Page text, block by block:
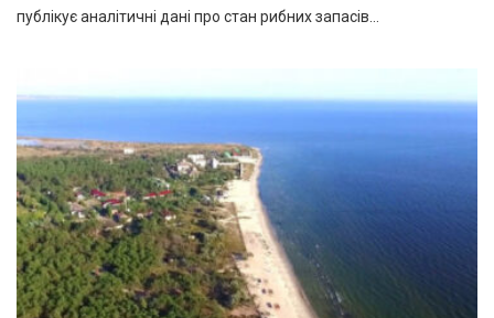
публікує аналітичні дані про стан рибних запасів…